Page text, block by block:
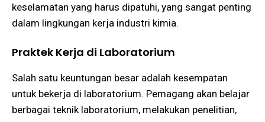
keselamatan yang harus dipatuhi, yang sangat penting
dalam lingkungan kerja industri kimia​​.
Praktek Kerja di Laboratorium
Salah satu keuntungan besar adalah kesempatan
untuk bekerja di laboratorium. Pemagang akan belajar
berbagai teknik laboratorium, melakukan penelitian,